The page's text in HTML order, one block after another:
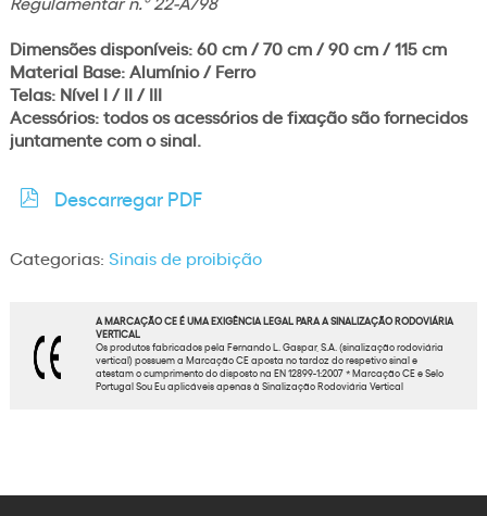
Dimensões disponíveis: 60 cm / 70 cm / 90 cm / 115 cm
Material Base: Alumínio / Ferro
Telas: Nível I / II / III
Acessórios: todos os acessórios de fixação são fornecidos
juntamente com o sinal.
Descarregar PDF
Categorias: Sinais de proibição
A MARCAÇÃO CE É UMA EXIGÊNCIA LEGAL PARA A SINALIZAÇÃO RODOVIÁRIA
VERTICAL
Os produtos fabricados pela Fernando L. Gaspar, S.A. (sinalização rodoviária
vertical) possuem a Marcação CE aposta no tardoz do respetivo sinal e
atestam o cumprimento do disposto na EN 12899-1:2007 * Marcação CE e Selo
Portugal Sou Eu aplicáveis apenas à Sinalização Rodoviária Vertical